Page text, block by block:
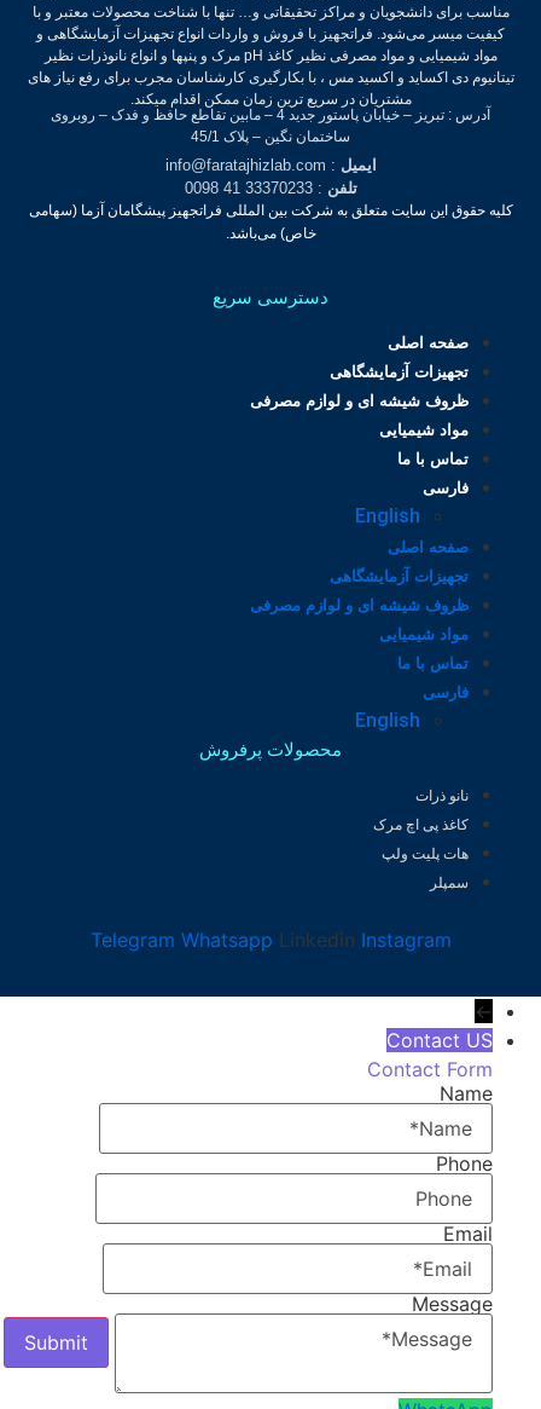
مناسب برای دانشجویان و مراکز تحقیقاتی و… تنها با شناخت محصولات معتبر و با
کیفیت میسر می‌شود. فراتجهیز با فروش و واردات انواع تجهیزات آزمایشگاهی و
مواد شیمیایی و مواد مصرفی نظیر کاغذ pH مرک و پنپها و انواع نانوذرات نظیر
تیتانیوم دی اکساید و اکسید مس ، با بکارگیری کارشناسان مجرب برای رفع نیاز های
مشتریان در سریع ترین زمان ممکن اقدام میکند.
آدرس : تبریز – خیابان پاستور جدید 4 – مابین تقاطع حافظ و فدک – روبروی
ساختمان نگین – پلاک 45/1
ایمیل : info@faratajhizlab.com
تلفن : 33370233 41 0098
کلیه حقوق این سایت متعلق به شرکت بین المللی فراتجهیز پیشگامان آزما (سهامی
خاص) می‌باشد.
دسترسی سریع
صفحه اصلی
تجهیزات آزمایشگاهی
ظروف شیشه ای و لوازم مصرفی
مواد شیمیایی
تماس با ما
فارسی
English
صفحه اصلی
تجهیزات آزمایشگاهی
ظروف شیشه ای و لوازم مصرفی
مواد شیمیایی
تماس با ما
فارسی
English
محصولات پرفروش
نانو ذرات
کاغذ پی اچ مرک
هات پلیت ولپ
سمپلر
Telegram Whatsapp Linkedin Instagram
←
Contact US
Contact Form
Name
Phone
Email
Message